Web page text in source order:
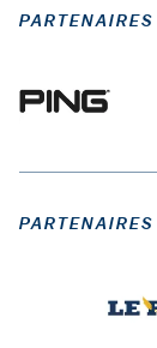
PARTENAIRES